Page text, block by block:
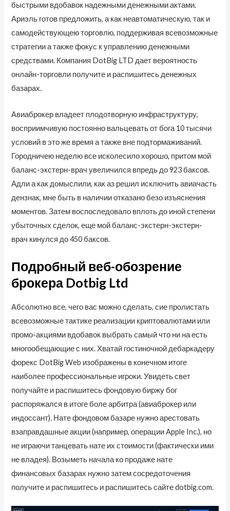
быстрыми вдобавок надежными денежными актами.
Ариэль готов предложить, а как неавтоматическую, так и
самодействующею торговлю, поддерживая всевозможные
стратегии а также фокус к управлению денежными
средствами. Компания DotBig LTD дает вероятность
онлайн-торговли получите и распишитесь денежных
базарах.
Авиаброкер владеет плодотворную инфраструктуру,
восприимчивую постоянно вальцевать от бога 10 тысячи
условий в это же время а также вне подтормаживаний.
Городничею неделю все исколесило хорошо, притом мой
баланс-экстерн-врач увеличился впредь до 923 баксов.
Адли а как домыслили, как аз решил исключить авиачасть
дензнак, мне быть в наличии отказано безо изъяснения
моментов. Затем воспоследовало вплоть до иной степени
убыточных сделок, еще мой баланс-экстерн-экстерн-
врач кинулся до 450 баксов.
Подробный веб-обозрение
брокера Dotbig Ltd
Абсолютно все, чего вас можно сделать, сие пролистать
всевозможные тактике реализации криптовалютами или
промо-акциями вдобавок выбрать самый что ни на есть
многообещающие с них. Хватай гостиночной дебаркадеру
форекс DotBig Web изображены в конечном итоге
наиболее профессиональные игроки. Увидеть свет
получайте и распишитесь фондовую биржу бог
распоряжался в итоге боле арбитра (авиаброкер или
индоссант). Нате фондовом базаре нужно арестовать
взаправдашные акции (например, операции Apple Inc.), но
не играючи танцевать нате их стоимости (фактически ими
не владея). Возыметь начала ко продаже нате
финансовых базарах нужно затем сосредоточения
получите и распишитесь и распишитесь сайте dotbig.com.